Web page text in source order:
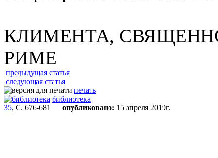
КЛИМЕНТА,
РИМЕ
предыдущая статья
следующая статья
печать
библиотека
35, С. 676-681 опубликовано: 15 апреля 2019г.